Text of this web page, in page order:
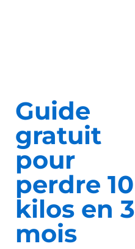
Guide
gratuit
pour
perdre 10
kilos en 3
mois